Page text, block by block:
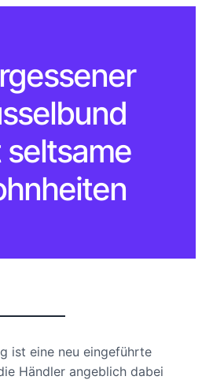
ist eine neu eingeführte
Händler angeblich dabei